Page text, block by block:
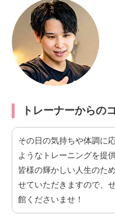
トレーナーからの
その日の気持ちや体調に
ようなトレーニングを提
皆様の輝かしい人生のた
せていただきますので、
館くださいませ！